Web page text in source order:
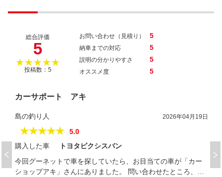
総合評価
5
★★★★★
投稿数：5
お問い合わせ（見積り） 5
納車までの対応 5
説明の分かりやすさ 5
オススメ度 5
カーサポート アキ
島の釣り人 2026年04月19日
★★★★★
5.0
購入した車
トヨタピクシスバン
今回グーネットで車を探していたら、お目当ての車が「カー
ショップアキ」さんにありました。 問い合わせたところ、目